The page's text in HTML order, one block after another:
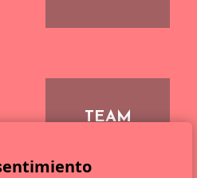
TEAM